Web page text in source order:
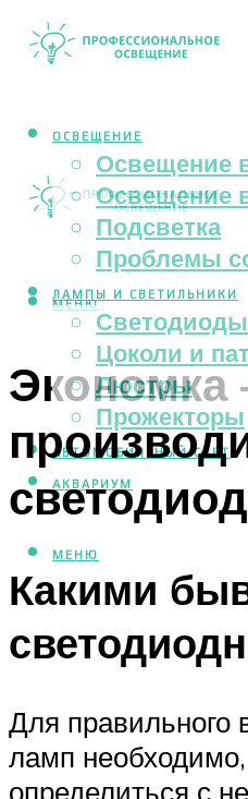
ОСВЕЩЕНИЕ
Освещение
Освещение
Подсветка
Проблемы
ЛАМПЫ И СВЕТИЛЬНИКИ
Светодиоды
Цоколи и
Люстры
Прожекторы
АВТОМОБИЛЬНЫЙ СВЕТ
АКВАРИУМ
МЕНЮ
МЕНЮ
Экономка
Какими
Для правильного
ламп
определиться с